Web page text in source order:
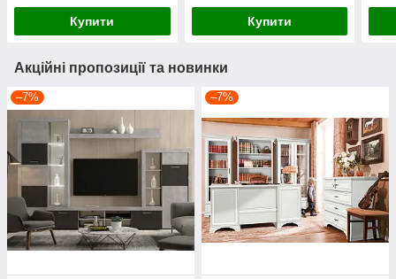
Купити Купити
Акційні пропозиції та новинки
–7% –7%